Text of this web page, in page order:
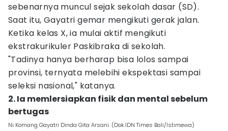
sebenarnya muncul sejak sekolah dasar (SD).
Saat itu, Gayatri gemar mengikuti gerak jalan.
Ketika kelas X, ia mulai aktif mengikuti
ekstrakurikuler Paskibraka di sekolah.
"Tadinya hanya berharap bisa lolos sampai
provinsi, ternyata melebihi ekspektasi sampai
seleksi nasional," katanya.
2. Ia memlersiapkan fisik dan mental sebelum
bertugas
Ni Komang Gayatri Dinda Gita Arsani. (Dok.IDN Times Bali/Istimewa)